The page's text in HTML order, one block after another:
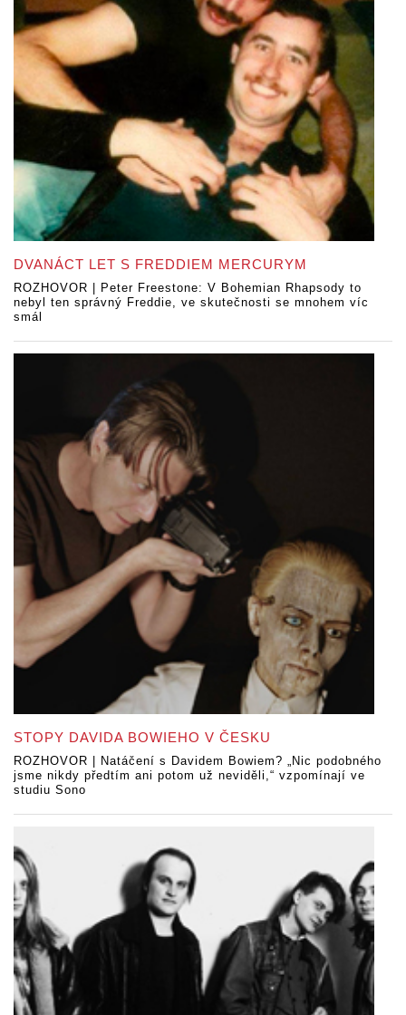
DVANÁCT LET S FREDDIEM MERCURYM
ROZHOVOR | Peter Freestone: V Bohemian Rhapsody to
nebyl ten správný Freddie, ve skutečnosti se mnohem víc
smál
STOPY DAVIDA BOWIEHO V ČESKU
ROZHOVOR | Natáčení s Davidem Bowiem? „Nic podobného
jsme nikdy předtím ani potom už neviděli,“ vzpomínají ve
studiu Sono